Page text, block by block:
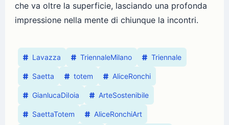
che va oltre la superficie, lasciando una profonda
impressione nella mente di chiunque la incontri.
Lavazza TriennaleMilano Triennale
Saetta totem AliceRonchi
GianlucaDiIoia ArteSostenibile
SaettaTotem AliceRonchiArt